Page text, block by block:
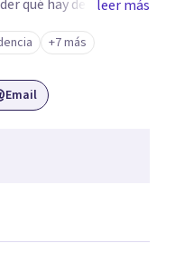
qué hay detrás de
y
e institución
comportamiento
certificada en Crianza
Academy de la Dra.
leer más
+7 más
Email